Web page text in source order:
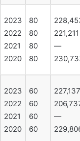
2023
2022
2021
2020
80
80
80
80
221,211
—
2023
2022
2021
2020
60
60
60
60
227,137
—